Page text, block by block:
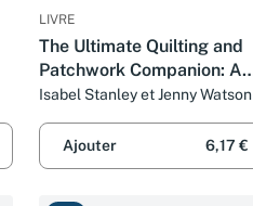
LIVRE
The Ultimate Quilting and
Patchwork Companion: A
Complete Guide to Quilting,
Patchwork and Applique,
with Over 140 Practical
Projects - Quil
Isabel Stanley et Jenny Watson
Ajouter 6,17 €